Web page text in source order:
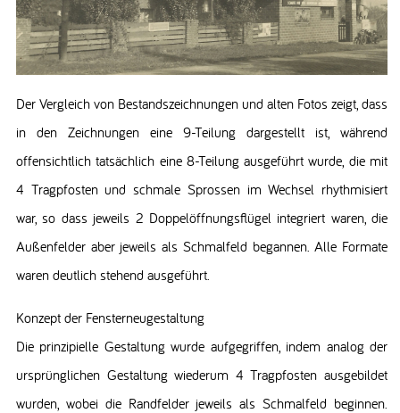
Der Vergleich von Bestandszeichnungen und alten Fotos zeigt, dass
in den Zeichnungen eine 9-Teilung dargestellt ist, während
offensichtlich tatsächlich eine 8-Teilung ausgeführt wurde, die mit
4 Tragpfosten und schmale Sprossen im Wechsel rhythmisiert
war, so dass jeweils 2 Doppelöffnungsflügel integriert waren, die
Außenfelder aber jeweils als Schmalfeld begannen. Alle Formate
waren deutlich stehend ausgeführt.
Konzept der Fensterneugestaltung
Die prinzipielle Gestaltung wurde aufgegriffen, indem analog der
ursprünglichen Gestaltung wiederum 4 Tragpfosten ausgebildet
wurden, wobei die Randfelder jeweils als Schmalfeld beginnen.